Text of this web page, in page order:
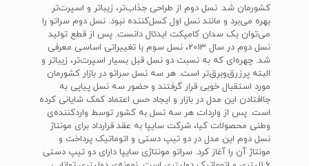
کشورمان شد. نسل دوم از طراحی جذاب‌تر، زیباتر و اسپرت‌تر
بهره می‌برد و مانند نسل اول کسل‌کننده نبود. نسل دوم سراتو را
می‌توان یک سدان کامپکت ایدئال دانست. پس از قطع تولید
نسل دوم در سال 2013، نسل سوم با تغییراتی اساسی معرفی
شد. چهره‌ای که به نسبت دو نسل قبل بسیار اسپرت‌تر، زیباتر و
البته پرزرق‌و‌برق‌تر است. هر سه نسل سراتو در بازار کشورمان
مورد استقبال خوبی قرار گرفتند و حضور سه نسل پیاپی به
جا‌افتادن این مدل در بازار و ایجاد حس اعتماد کمک شایانی کرده
است. پس از واردات هر سه نسل به کشور توسط وارد‌کننده‌ی
وطنی محصولات کیا، شرکت سایپا به عقد قرارداد برای مونتاژ
نسل دوم این مدل در دو تیپ دستی و اتوماتیک پرداخت و
مونتاژ آن را آغاز کرد. سراتو مونتاژی سایپا دارای دو تیپ دستی